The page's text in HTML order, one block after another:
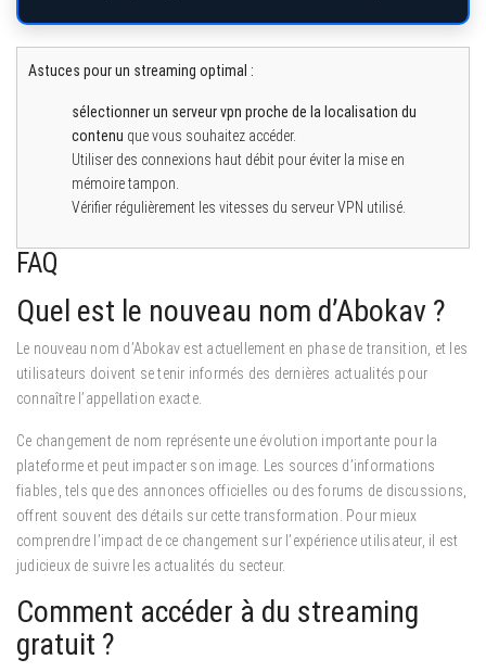
Astuces pour un streaming optimal :
sélectionner un serveur vpn proche de la localisation du
contenu que vous souhaitez accéder.
Utiliser des connexions haut débit pour éviter la mise en
mémoire tampon.
Vérifier régulièrement les vitesses du serveur VPN utilisé.
FAQ
Quel est le nouveau nom d’Abokav ?
Le nouveau nom d’Abokav est actuellement en phase de transition, et les
utilisateurs doivent se tenir informés des dernières actualités pour
connaître l’appellation exacte.
Ce changement de nom représente une évolution importante pour la
plateforme et peut impacter son image. Les sources d’informations
fiables, tels que des annonces officielles ou des forums de discussions,
offrent souvent des détails sur cette transformation. Pour mieux
comprendre l’impact de ce changement sur l’expérience utilisateur, il est
judicieux de suivre les actualités du secteur.
Comment accéder à du streaming
gratuit ?